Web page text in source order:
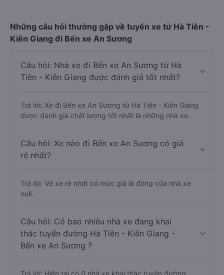
Những câu hỏi thường gặp về tuyến xe từ Hà Tiên -
Kiên Giang đi Bến xe An Sương
Câu hỏi: Nhà xe đi Bến xe An Sương từ Hà
Tiên - Kiên Giang được đánh giá tốt nhất?
Trả lời: Xe đi Bến xe An Sương từ Hà Tiên - Kiên Giang
được đánh giá chất lượng tốt nhất là những nhà xe .
Câu hỏi: Xe nào đi Bến xe An Sương có giá
rẻ nhất?
Trả lời: Vé xe rẻ nhất có mức giá là đồng của nhà xe
null.
thác tuyến đường Hà Tiên - Kiên Giang -